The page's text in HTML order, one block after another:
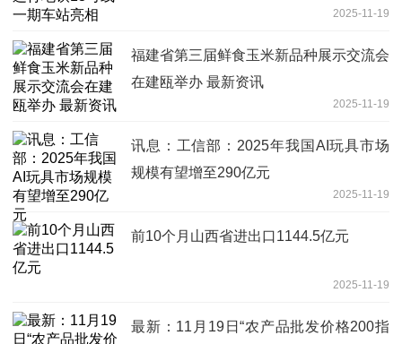
2025-11-19
福建省第三届鲜食玉米新品种展示交流会
在建瓯举办 最新资讯
2025-11-19
讯息：工信部：2025年我国AI玩具市场
规模有望增至290亿元
2025-11-19
前10个月山西省进出口1144.5亿元
2025-11-19
最新：11月19日“农产品批发价格200指